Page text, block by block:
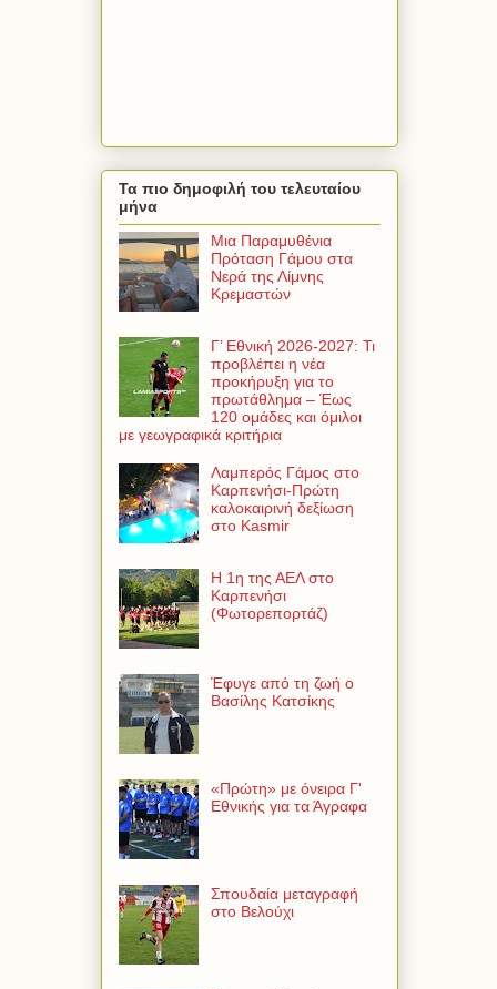
Τα πιο δημοφιλή του τελευταίου
μήνα
Μια Παραμυθένια
Πρόταση Γάμου στα
Νερά της Λίμνης
Κρεμαστών
Γ’ Εθνική 2026-2027: Τι
προβλέπει η νέα
προκήρυξη για το
πρωτάθλημα – Έως
120 ομάδες και όμιλοι
με γεωγραφικά κριτήρια
Λαμπερός Γάμος στο
Καρπενήσι-Πρώτη
καλοκαιρινή δεξίωση
στο Kasmir
Η 1η της ΑΕΛ στο
Καρπενήσι
(Φωτορεπορτάζ)
Έφυγε από τη ζωή ο
Βασίλης Κατσίκης
«Πρώτη» με όνειρα Γ'
Εθνικής για τα Άγραφα
Σπουδαία μεταγραφή
στο Βελούχι